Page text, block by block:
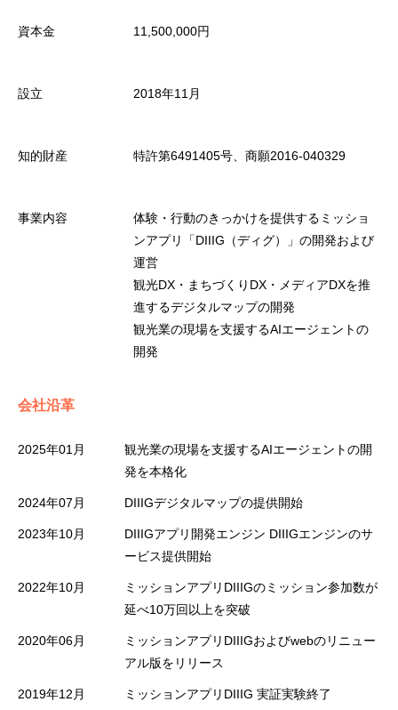
資本金 11,500,000円
設立 2018年11月
知的財産 特許第6491405号、商願2016-040329
事業内容
体験・行動のきっかけを提供するミッショ
ンアプリ「DIIIG（ディグ）」の開発および
運営
観光DX・まちづくりDX・メディアDXを推
進するデジタルマップの開発
観光業の現場を支援するAIエージェントの
開発
会社沿革
2025年01月
観光業の現場を支援するAIエージェントの開
発を本格化
2024年07月 DIIIGデジタルマップの提供開始
2023年10月
DIIIGアプリ開発エンジン DIIIGエンジンのサ
ービス提供開始
2022年10月
ミッションアプリDIIIGのミッション参加数が
延べ10万回以上を突破
2020年06月
ミッションアプリDIIIGおよびwebのリニュー
アル版をリリース
2019年12月 ミッションアプリDIIIG 実証実験終了